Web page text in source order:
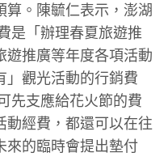
。陳毓仁表示，澎湖
是「辦理春夏旅遊推
遊推廣等年度各項活動
」觀光活動的行銷費
先支應給花火節的費
動經費，都還可以在往
來的臨時會提出墊付